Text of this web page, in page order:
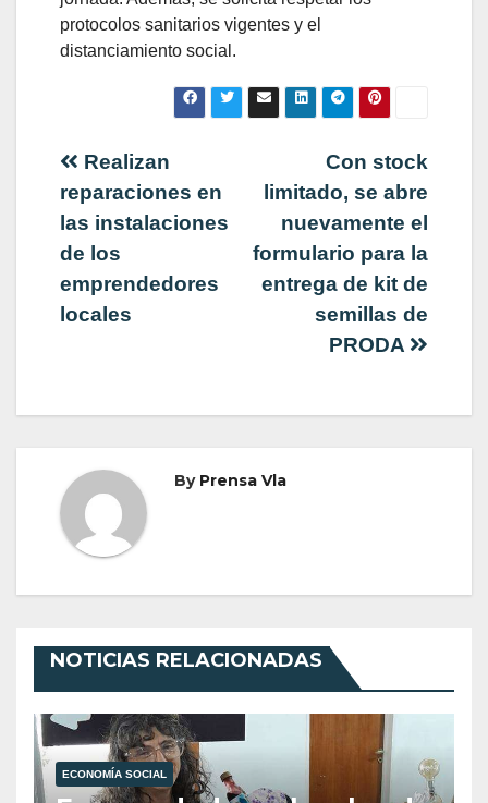
protocolos sanitarios vigentes y el
distanciamiento social.
Navegación
de
entradas
Con stock
limitado, se abre
nuevamente el
formulario para la
entrega de kit de
semillas de
PRODA
Realizan
reparaciones en
las instalaciones
de los
emprendedores
locales
By Prensa Vla
NOTICIAS RELACIONADAS
ECONOMÍA SOCIAL